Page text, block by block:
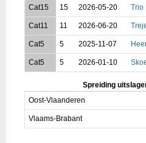
Cat15 15 2026-05-20 Trio
Cat11 11 2026-06-20
Cat5 5 2025-11-07
Cat5 5 2026-01-10
Spreiding
Oost-Vlaanderen
Vlaams-Brabant